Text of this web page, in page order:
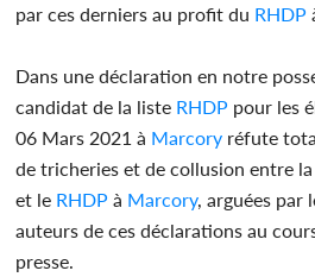
par ces derniers au profit du RHDP
Dans une déclaration en notre
candidat de la liste RHDP pour les
06 Mars 2021 à Marcory réfute
de tricheries et de collusion entre
et le RHDP à Marcory, arguées par
auteurs de ces déclarations au
presse.